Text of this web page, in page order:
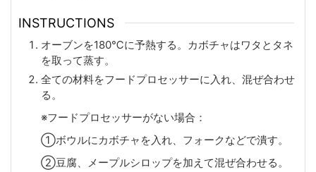
INSTRUCTIONS
オーブンを180℃に予熱する。カボチャはワタとタネ
を取って蒸す。
全ての材料をフードプロセッサーに入れ、混ぜ合わせ
る。
※フードプロセッサーがない場合：
①ボウルにカボチャを入れ、フォークなどで潰す。
②豆腐、メープルシロップを加えて混ぜ合わせる。